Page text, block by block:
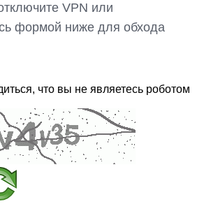
VPN или
формой ниже для обхода
что вы не являетесь роботом